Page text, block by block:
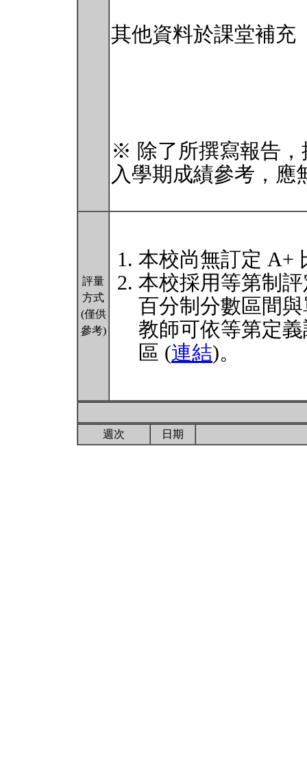
其他資料於課堂補充
※ 除了所撰寫報告，
入學期成績參考，應
評量
方式
(僅供
參考)
本校尚無訂定 A+
本校採用等第制
百分制分數區間
教師可依等第定
區 (連結)。
週次 日期